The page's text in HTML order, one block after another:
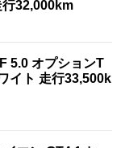
行32,000km
5.0 オプションT
イト 走行33,500k